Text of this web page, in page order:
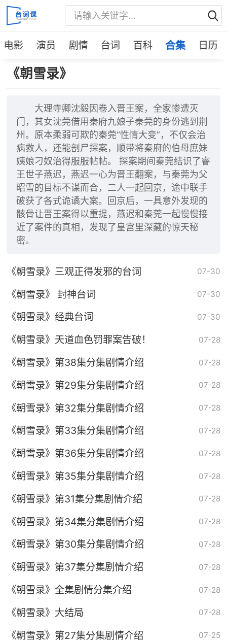
电影 演员 剧情 台词 百科 合集 日历
《朝雪录》
大理寺卿沈毅因卷入晋王案，全家惨遭灭
门，其女沈莞借用秦府九娘子秦莞的身份逃到荆
州。原本柔弱可欺的秦莞“性情大变”，不仅会治
病救人，还能剖尸探案，顺带将秦府的伯母庶妹
姨娘刁奴治得服服帖帖。 探案期间秦莞结识了睿
王世子燕迟，燕迟一心为晋王翻案，与秦莞为父
昭雪的目标不谋而合，二人一起回京，途中联手
破获了各式诡谲大案。回京后，一具意外发现的
骸骨让晋王案得以重提，燕迟和秦莞一起慢慢接
近了案件的真相，发现了皇宫里深藏的惊天秘
密。
《朝雪录》三观正得发邪的台词 07-30
《朝雪录》 封神台词 07-30
《朝雪录》经典台词 07-30
《朝雪录》天道血色罚罪案告破！ 07-28
《朝雪录》第38集分集剧情介绍 07-28
《朝雪录》第29集分集剧情介绍 07-28
《朝雪录》第32集分集剧情介绍 07-28
《朝雪录》第33集分集剧情介绍 07-28
《朝雪录》第36集分集剧情介绍 07-28
《朝雪录》第35集分集剧情介绍 07-28
《朝雪录》第31集分集剧情介绍 07-28
《朝雪录》第34集分集剧情介绍 07-28
《朝雪录》第30集分集剧情介绍 07-28
《朝雪录》第37集分集剧情介绍 07-28
《朝雪录》全集剧情分集介绍 07-28
《朝雪录》大结局 07-28
《朝雪录》第27集分集剧情介绍 07-25